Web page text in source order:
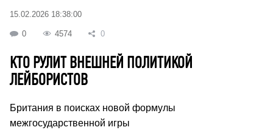
15.02.2026 18:38:00
0 4574 0
КТО РУЛИТ ВНЕШНЕЙ ПОЛИТИКОЙ
ЛЕЙБОРИСТОВ
Британия в поисках новой формулы
межгосударственной игры